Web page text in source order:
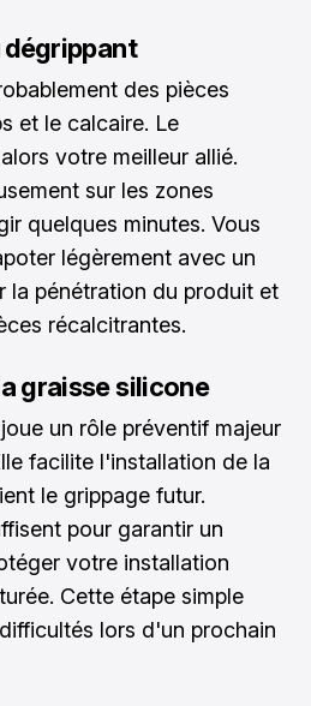
dégrippant
des pièces
et le calcaire. Le
votre meilleur allié.
sur les zones
quelques minutes. Vous
légèrement avec un
la pénétration du produit et
récalcitrantes.
graisse silicone
joue un rôle préventif majeur
facilite l'installation de la
le grippage futur.
pour garantir un
votre installation
Cette étape simple
lors d'un prochain